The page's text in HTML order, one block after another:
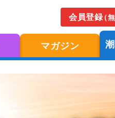
会員登録（無
マガジン